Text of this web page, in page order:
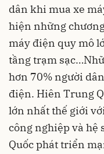
dân khi mua xe
hiện những
máy điện quy mô
tầng trạm
hơn 70% người
điện. Hiên Trung
lớn nhất thế giới
công nghiệp và
Quốc phát triển